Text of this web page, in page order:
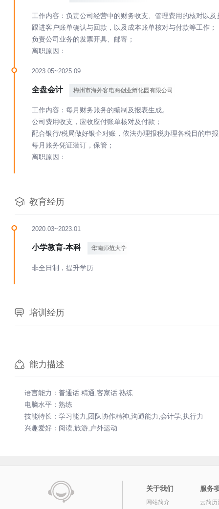
工作内容：负责公司经营中的财务收支、管理费用的核对以
跟进客户账单确认与回款，以及成本账单核对与付款等工作；
负责公司业务的发票开具、邮寄；
离职原因：
2023.05~2025.09
全盘会计 梅州市海外客电商创业孵化园有限公司
工作内容：每月财务账务的编制及报表生成。
公司费用收支，应收应付账单核对及付款；
配合银行/税局做好银企对账，依法办理报税办理各税目的申
每月账务凭证装订，保管；
离职原因：
教育经历
2020.03~2023.01
小学教育-本科 华南师范大学
非全日制，提升学历
培训经历
能力描述
语言能力：普通话:精通,客家话:熟练
电脑水平：熟练
技能特长：学习能力,团队协作精神,沟通能力,会计学,执行力
兴趣爱好：阅读,旅游,户外运动
关于我们
网站简介
服务
云简历